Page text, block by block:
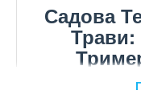
Садова
Трави:
Густий, рівний і